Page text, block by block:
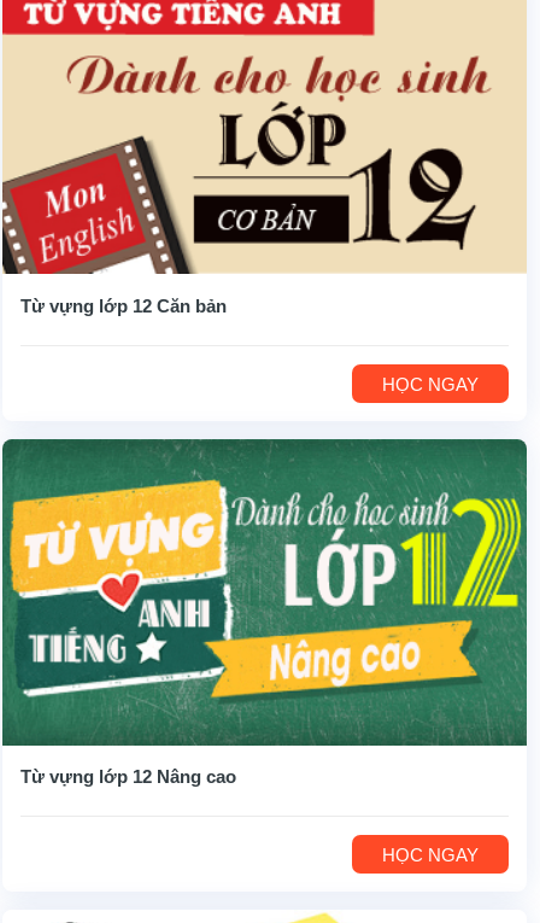
Từ vựng lớp 12 Căn bản
HỌC NGAY
Từ vựng lớp 12 Nâng cao
HỌC NGAY